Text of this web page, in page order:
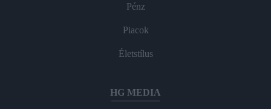
Pénz
Piacok
Életstílus
HG MEDIA